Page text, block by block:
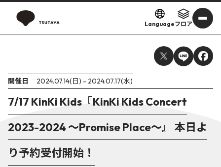
Languageフロア
開催日 2024.07.14(日) - 2024.07.17(水)
7/17 KinKi Kids『KinKi Kids Concert
2023-2024 ～Promise Place～』 本日よ
り予約受付開始！